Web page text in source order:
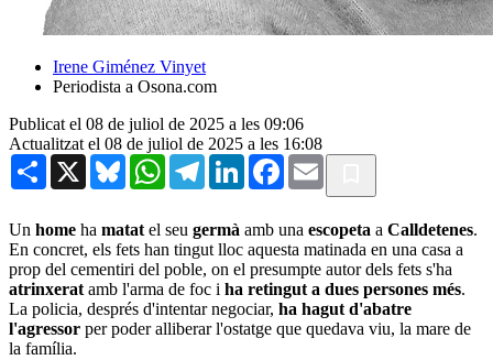
Irene Giménez Vinyet
Periodista a Osona.com
Publicat el 08 de juliol de 2025 a les 09:06
Actualitzat el 08 de juliol de 2025 a les 16:08
Share X BlueskyWhatsAppTelegramLinkedInFacebook
Email
Un home ha matat el seu germà amb una escopeta a Calldetenes.
En concret, els fets han tingut lloc aquesta matinada en una casa a
prop del cementiri del poble, on el presumpte autor dels fets s'ha
atrinxerat amb l'arma de foc i ha retingut a dues persones més.
La policia, després d'intentar negociar, ha hagut d'abatre
l'agressor per poder alliberar l'ostatge que quedava viu, la mare de
la família.